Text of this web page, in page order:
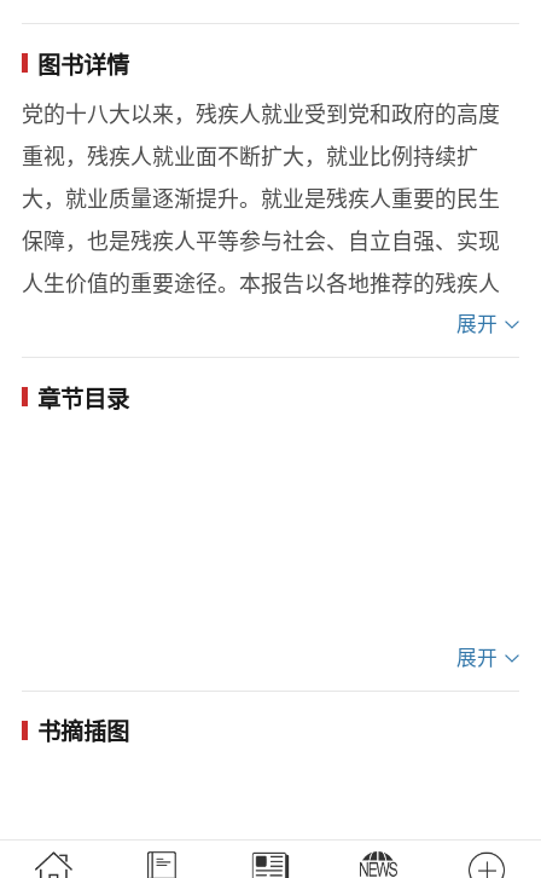
图书详情
党的十八大以来，残疾人就业受到党和政府的高度
重视，残疾人就业面不断扩大，就业比例持续扩
大，就业质量逐渐提升。就业是残疾人重要的民生
保障，也是残疾人平等参与社会、自立自强、实现
人生价值的重要途径。本报告以各地推荐的残疾人
就业创业典型案例为例，通过文献研究法、访谈法
和实地走访调查等方法，聚焦残疾人就业模式分
析，从项目实施背景、具体做法和实施成效上介绍
展开
章节目录
展开
书摘插图